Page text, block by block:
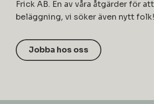
Frick AB. En av våra åtgärder för
beläggning, vi söker även nytt folk!
Jobba hos oss